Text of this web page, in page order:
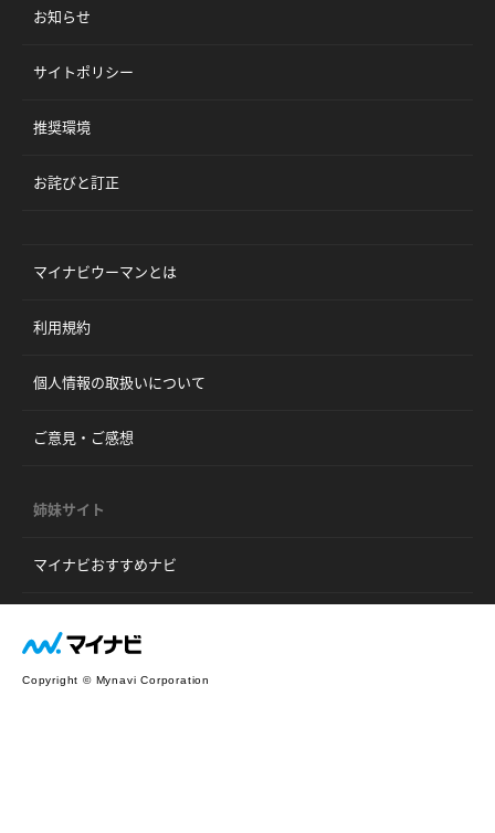
お知らせ
サイトポリシー
推奨環境
お詫びと訂正
マイナビウーマンとは
利用規約
個人情報の取扱いについて
ご意見・ご感想
姉妹サイト
マイナビおすすめナビ
Copyright © Mynavi Corporation